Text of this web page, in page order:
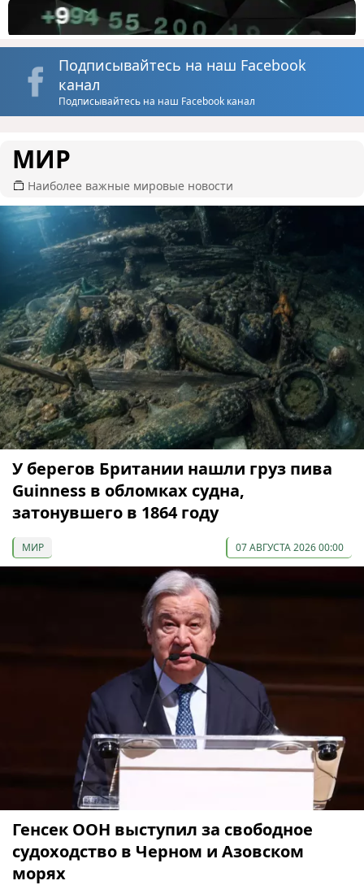
Подписывайтесь на наш Facebook
канал
Подписывайтесь на наш Facebook канал
МИР
Наиболее важные мировые новости
У берегов Британии нашли груз пива
Guinness в обломках судна,
затонувшего в 1864 году
МИР 07 АВГУСТА 2026 00:00
Генсек ООН выступил за свободное
судоходство в Черном и Азовском
морях